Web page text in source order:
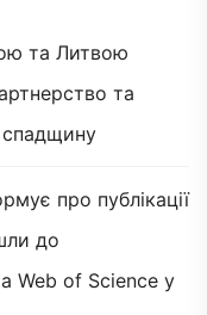
та Литвою
та
спадщину
про публікації
до
Web of Science у